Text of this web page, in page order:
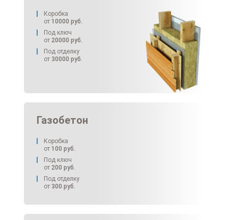
Коробка
от 10000 руб.
Под ключ
от 20000 руб.
Под отделку
от 30000 руб.
Газобетон
Коробка
от 100 руб.
Под ключ
от 200 руб.
Под отделку
от 300 руб.